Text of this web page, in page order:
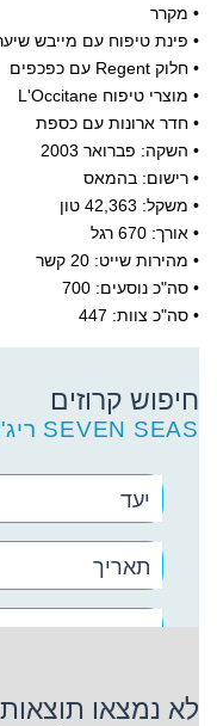
• מקרר
• פינת טיפוח עם מייבש
• חלוק Regent עם כפכפים
• מוצרי טיפוח L'Occitane
• חדר ארונות עם כספת
• השקה: פברואר 2003
• רישום: בהמאס
• משקל: 42,363 טון
• אורך: 670 רגל
• מהירות שייט: 20 קשר
• סה"כ נוסעים: 700
• סה"כ צוות: 447
חיפוש קרוזים
ריג'נט SEVEN SEAS
יעד
תאריך
ריג'נט Seven Seas
לא נמצאו